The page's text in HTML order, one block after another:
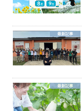
最新記事
最新記事